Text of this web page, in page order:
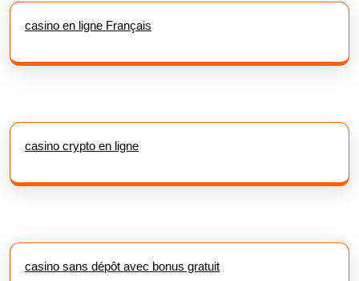
casino en ligne Français
casino crypto en ligne
casino sans dépôt avec bonus gratuit